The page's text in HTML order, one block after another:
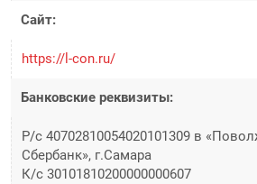
Сайт:
https://l-con.ru/
Банковские реквизиты:
Р/с 40702810054020101309 в
Сбербанк», г.Самара
К/с 30101810200000000607